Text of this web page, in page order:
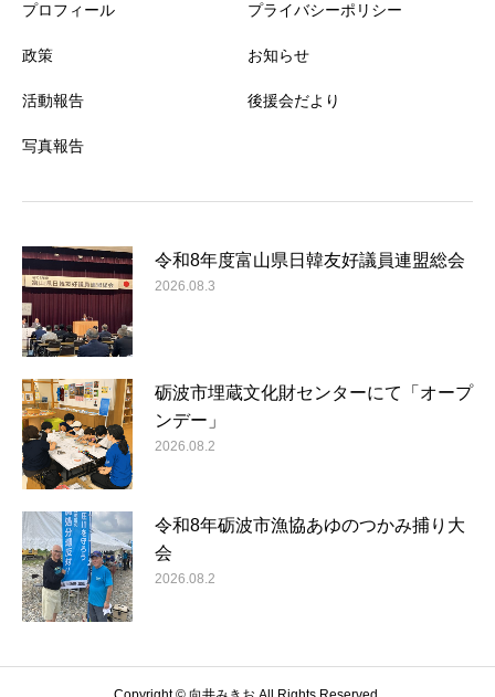
プロフィール
政策
活動報告
写真報告
プライバシーポリシー
お知らせ
後援会だより
令和8年度富山県日韓友好議員連盟総会
2026.08.3
砺波市埋蔵文化財センターにて「オープ
ンデー」
2026.08.2
令和8年砺波市漁協あゆのつかみ捕り大
会
2026.08.2